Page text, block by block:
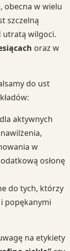
, obecna w wielu
szczelną
utratą wilgoci.
oraz w
do ust
aktywnych
w
osłonę
do tych, którzy
popękanymi
na etykiety